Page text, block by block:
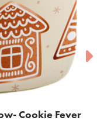
- candela
- Erbe